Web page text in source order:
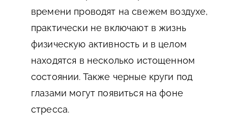
времени проводят на свежем воздухе,
практически не включают в жизнь
физическую активность и в целом
находятся в несколько истощенном
состоянии. Также черные круги под
глазами могут появиться на фоне
стресса.